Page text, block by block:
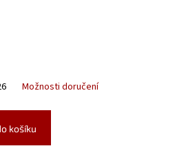
Možnosti doručení
košíku